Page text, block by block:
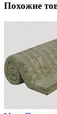
Похожие